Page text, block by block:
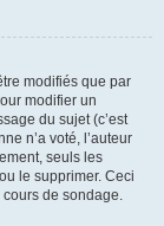
modifiés que par
modifier un
du sujet (c’est
n’a voté, l’auteur
seuls les
le supprimer. Ceci
de sondage.